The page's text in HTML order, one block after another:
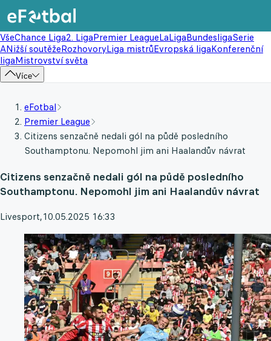
VšeChance Liga2. LigaPremier LeagueLaLigaBundesligaSerie
ANižší soutěžeRozhovoryLiga mistrůEvropská ligaKonferenční
ligaMistrovství světa
Více
eFotbal
Premier League
Citizens senzačně nedali gól na půdě posledního
Southamptonu. Nepomohl jim ani Haalandův návrat
Citizens senzačně nedali gól na půdě posledního
Southamptonu. Nepomohl jim ani Haalandův návrat
Livesport,10.05.2025 16:33